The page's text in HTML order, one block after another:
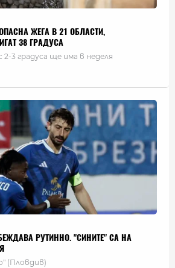
ЖЕГА В 21 ОБЛАСТИ,
38 ГРАДУСА
2-3 градуса ще има в неделя
РУТИННО. "СИНИТЕ" СА НА
(Пловдив)